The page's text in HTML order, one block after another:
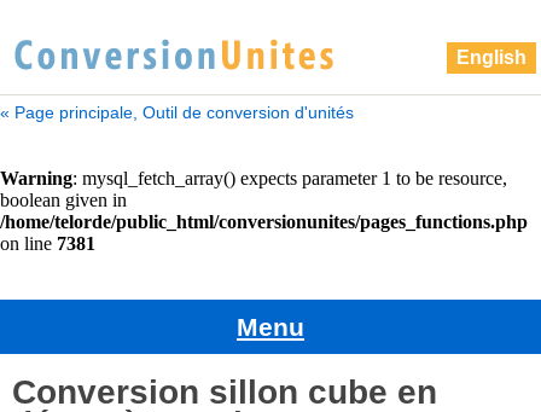
English
« Page principale, Outil de conversion d'unités
Menu
Conversion sillon cube en